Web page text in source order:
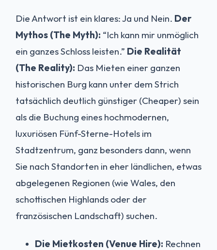
Die Antwort ist ein klares: Ja und Nein. Der
Mythos (The Myth): “Ich kann mir unmöglich
ein ganzes Schloss leisten.” Die Realität
(The Reality): Das Mieten einer ganzen
historischen Burg kann unter dem Strich
tatsächlich deutlich günstiger (Cheaper) sein
als die Buchung eines hochmodernen,
luxuriösen Fünf-Sterne-Hotels im
Stadtzentrum, ganz besonders dann, wenn
Sie nach Standorten in eher ländlichen, etwas
abgelegenen Regionen (wie Wales, den
schottischen Highlands oder der
französischen Landschaft) suchen.
Die Mietkosten (Venue Hire): Rechnen